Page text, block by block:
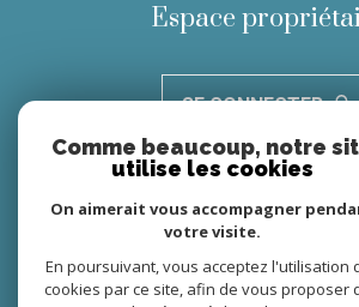
Espace
SE CONNECTER
Nous adhérons
Comme beaucoup, notre
utilise les cookies
On aimerait vous accompagner
votre visite.
En poursuivant, vous acceptez l'utilisation
cookies par ce site, afin de vous proposer